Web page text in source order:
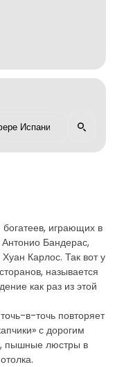
играющих в
Бандерас,
Карлос. Так вот у
называется
как раз из этой
в-точь повторяет
с дорогим
пышные люстры в